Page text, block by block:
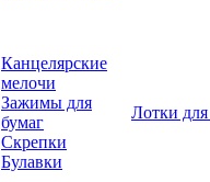
Канцелярские
мелочи
Зажимы для
бумаг
Скрепки
Булавки
Лотки